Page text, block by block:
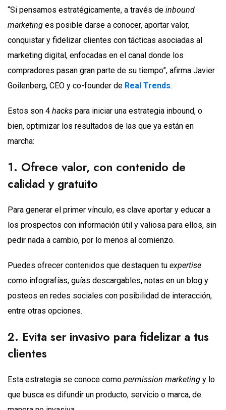
“Si pensamos estratégicamente, a través de inbound
marketing es posible darse a conocer, aportar valor,
conquistar y fidelizar clientes con tácticas asociadas al
marketing digital, enfocadas en el canal donde los
compradores pasan gran parte de su tiempo”, afirma Javier
Goilenberg, CEO y co-founder de Real Trends.
Estos son 4 hacks para iniciar una estrategia inbound, o
bien, optimizar los resultados de las que ya están en
marcha:
1. Ofrece valor, con contenido de
calidad y gratuito
Para generar el primer vínculo, es clave aportar y educar a
los prospectos con información útil y valiosa para ellos, sin
pedir nada a cambio, por lo menos al comienzo.
Puedes ofrecer contenidos que destaquen tu expertise
como infografías, guías descargables, notas en un blog y
posteos en redes sociales con posibilidad de interacción,
entre otras opciones.
2. Evita ser invasivo para fidelizar a tus
clientes
Esta estrategia se conoce como permission marketing y lo
que busca es difundir un producto, servicio o marca, de